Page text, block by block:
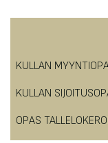
KULLAN
KULLAN
OPAS